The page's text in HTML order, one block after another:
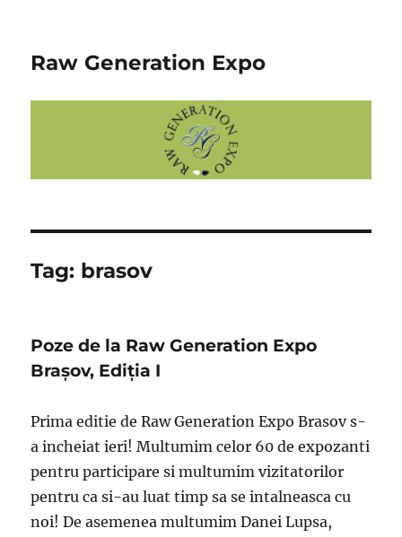
Raw Generation Expo
Tag: brasov
Poze de la Raw Generation Expo
Brașov, Ediția I
Prima editie de Raw Generation Expo Brasov s-
a incheiat ieri! Multumim celor 60 de expozanti
pentru participare si multumim vizitatorilor
pentru ca si-au luat timp sa se intalneasca cu
noi! De asemenea multumim Danei Lupsa,